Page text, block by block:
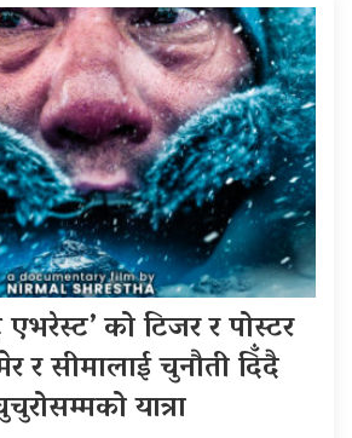
एभरेस्ट’ को टिजर र पोस्टर
र सीमालाई चुनौती दिँदै
यात्रा